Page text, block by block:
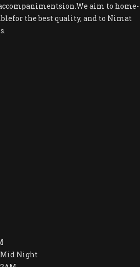
accompanimentsion.We aim to home-
the best quality, and to Nimat
Night